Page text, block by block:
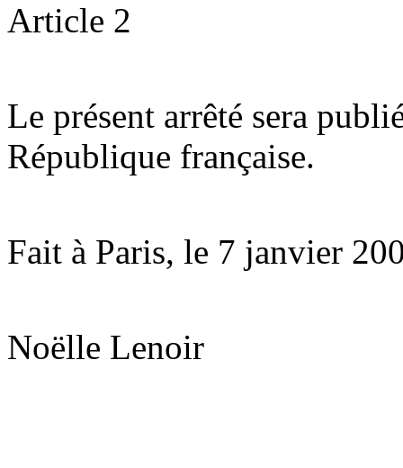
Article 2
Le présent arrêté sera
République française.
Fait à Paris, le 7 janvier
Noëlle Lenoir